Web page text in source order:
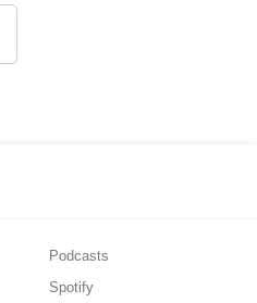
Podcasts
Spotify